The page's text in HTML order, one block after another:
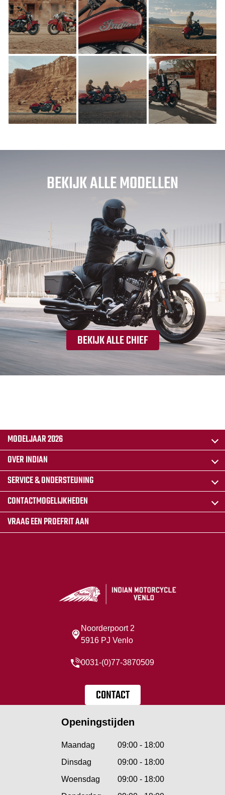
BEKIJK ALLE MODELLEN
BEKIJK ALLE CHIEF
MODELJAAR 2026
OVER INDIAN
SERVICE & ONDERSTEUNING
CONTACTMOGELIJKHEDEN
VRAAG EEN PROEFRIT AAN
Noorderpoort 2
5916 PJ Venlo
0031-(0)77-3870509
CONTACT
Openingstijden
Maandag
09:00 - 18:00
Dinsdag
09:00 - 18:00
Woensdag
09:00 - 18:00